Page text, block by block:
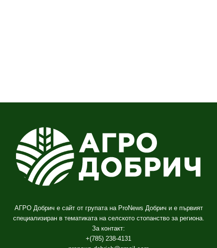
АГРО Добрич е сайт от групата на ProNews Добрич и е първият
специализиран в тематиката на селското стопанство за региона.
За контакт:
+(785) 238-4131